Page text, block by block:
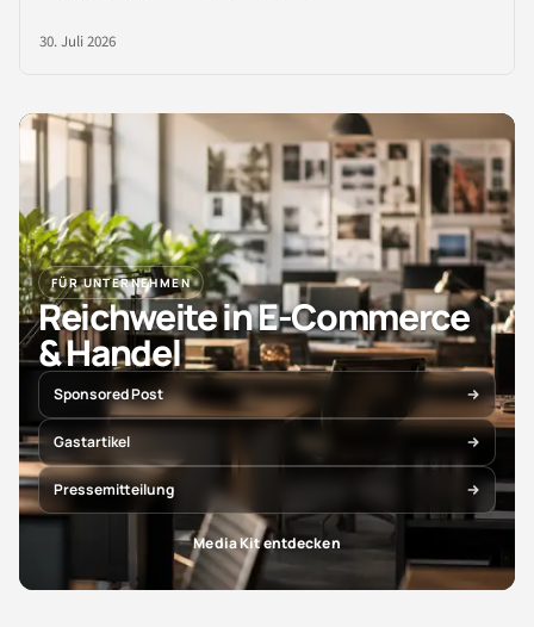
30. Juli 2026
FÜR UNTERNEHMEN
Reichweite in E-Commerce
& Handel
Sponsored Post
Gastartikel
Pressemitteilung
Media Kit entdecken